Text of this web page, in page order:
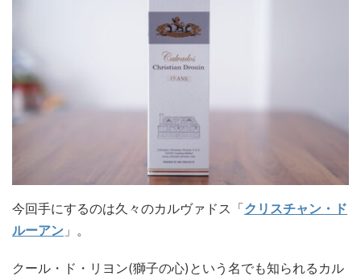
今回手にするのは久々のカルヴァドス「クリスチャン・ド
ルーアン 」。
クール・ド・リヨン(獅子の心)という名でも知られるカル